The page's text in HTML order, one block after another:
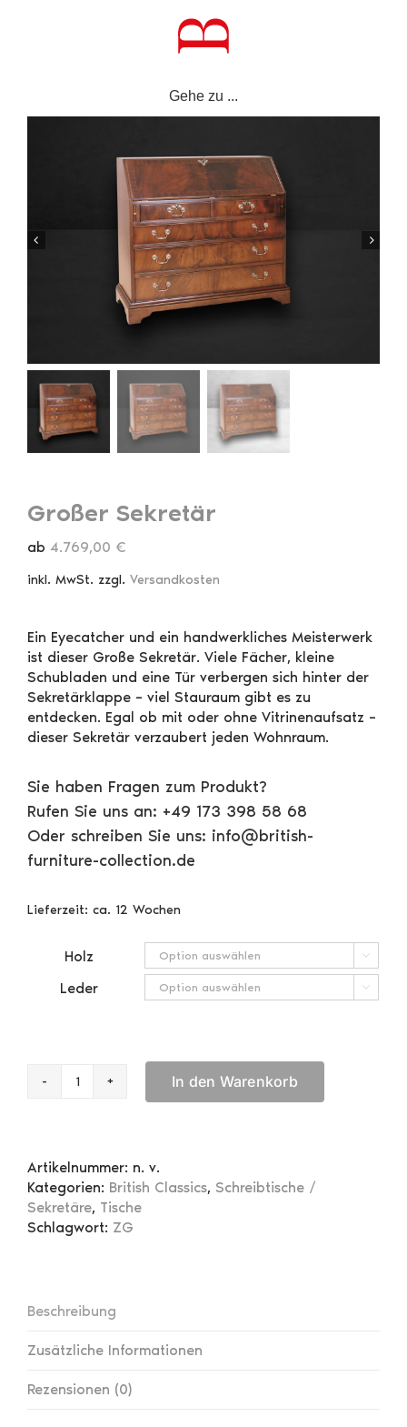
Gehe zu ...
Großer Sekretär
ab 4.769,00 €
inkl. MwSt. zzgl. Versandkosten
Ein Eyecatcher und ein handwerkliches Meisterwerk
ist dieser Große Sekretär. Viele Fächer, kleine
Schubladen und eine Tür verbergen sich hinter der
Sekretärklappe – viel Stauraum gibt es zu
entdecken. Egal ob mit oder ohne Vitrinenaufsatz –
dieser Sekretär verzaubert jeden Wohnraum.
Sie haben Fragen zum Produkt?
Rufen Sie uns an: +49 173 398 58 68
Oder schreiben Sie uns: info@british-
furniture-collection.de
Lieferzeit: ca. 12 Wochen
Holz 
Leder 
Großer
In den Warenkorb
Artikelnummer: n. v.
Kategorien: British Classics, Schreibtische /
Sekretäre, Tische
Schlagwort: ZG
Beschreibung
Zusätzliche Informationen
Rezensionen (0)